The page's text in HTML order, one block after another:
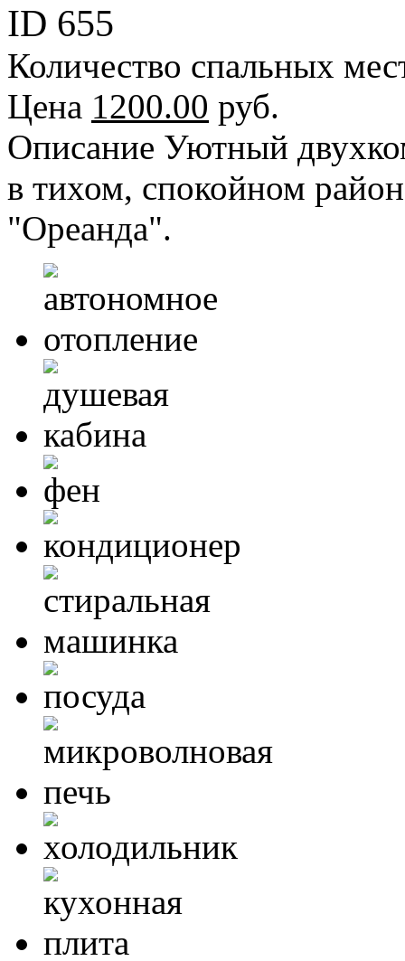
ID 655
Количество спальных
Цена 1200.00 руб.
Описание Уютный
в тихом, спокойном
"Ореанда".